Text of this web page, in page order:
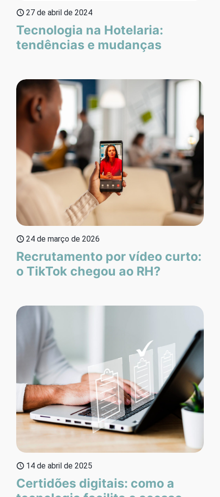
27 de abril de 2024
Tecnologia na Hotelaria:
tendências e mudanças
24 de março de 2026
Recrutamento por vídeo curto:
o TikTok chegou ao RH?
14 de abril de 2025
Certidões digitais: como a